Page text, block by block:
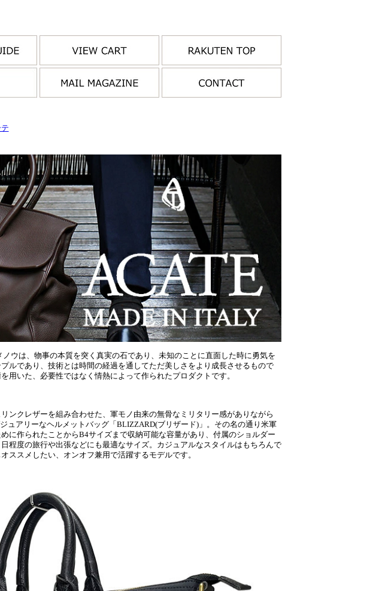
ウは、物事の本質を突く真実の石であり、未知のことに直面した時に勇気を
ルであり、技術とは時間の経過を通してただ美しさをより成長させるもので
用いた、必要性ではなく情熱によって作られたプロダクトです。
ンクレザーを組み合わせた、軍モノ由来の無骨なミリタリー感がありながら
ュアリーなヘルメットバッグ「BLIZZARD(ブリザード)」。その名の通り米軍
に作られたことからB4サイズまで収納可能な容量があり、付属のショルダー
程度の旅行や出張などにも最適なサイズ。カジュアルなスタイルはもちろんで
ススメしたい、オンオフ兼用で活躍するモデルです。